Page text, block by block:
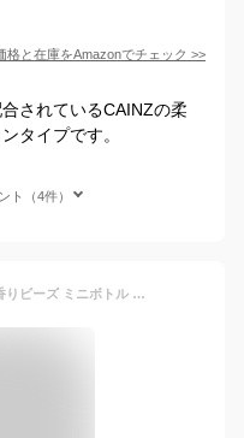
格と在庫をAmazonでチェック >>
されているCAINZの柔
タイプです。
ト（4件）
【公式】 【韓国1.2億個突破！】香りビーズ ミニボトル 150g 約6回分 ラ・セーヌ ミントの香り アロマビーズ 吸水力UP フレグランス 洗濯ビーズ 香水ビーズ 衣類用 時短 抗菌 消臭 いい香り